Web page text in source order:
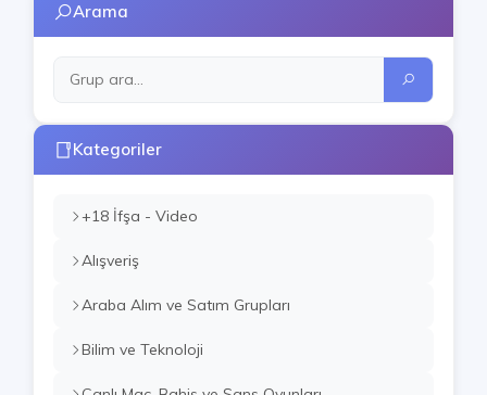
Arama
Kategoriler
+18 İfşa - Video
Alışveriş
Araba Alım ve Satım Grupları
Bilim ve Teknoloji